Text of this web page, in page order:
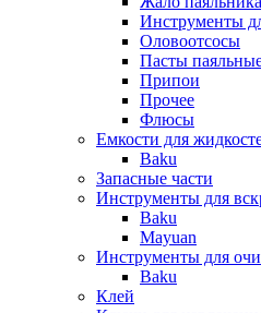
Инструменты
Оловоотсосы
Пасты
Припои
Прочее
Флюсы
Емкости для
Baku
Запасные части
Инструменты для
Baku
Mayuan
Инструменты для
Baku
Клей